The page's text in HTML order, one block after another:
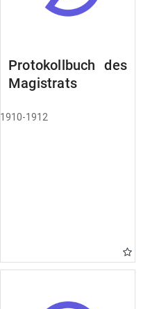
Protokollbuch des
Magistrats
1910-1912